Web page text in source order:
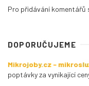
Pro přidávání komentářů
DOPORUČUJEME
Mikrojoby.cz -
poptávky za vynikající